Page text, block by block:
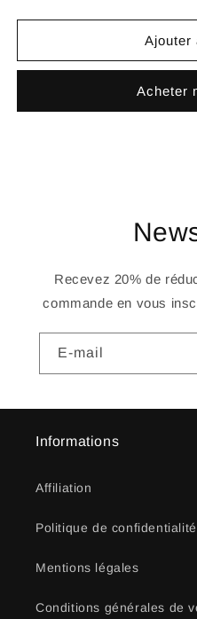
Ajouter
Acheter
Recevez 20% de
commande en vous
E-mail
Informations
Affiliation
Politique de confidentialité
Mentions légales
Conditions générales de